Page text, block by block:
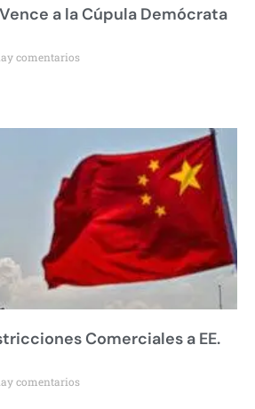
a la Cúpula Demócrata
comentarios
Comerciales a EE.
comentarios